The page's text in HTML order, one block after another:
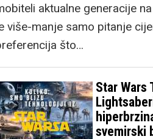
aktualne generacije
više-manje samo pitanje
što…
Star Wars
svemirski